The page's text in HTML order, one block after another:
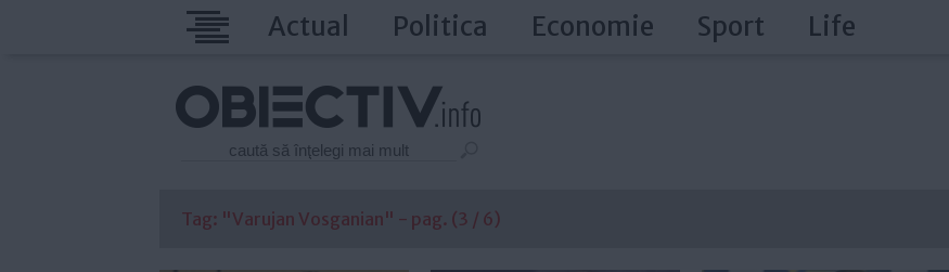
Actual Politica Economie Sport Life
Tag: "Varujan Vosganian" - pag. (3 / 6)